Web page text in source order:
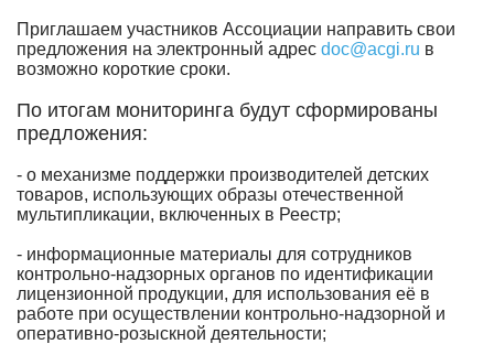
Приглашаем участников Ассоциации направить свои
предложения на электронный адрес doc@acgi.ru в
возможно короткие сроки.
По итогам мониторинга будут сформированы
предложения:
- о механизме поддержки производителей детских
товаров, использующих образы отечественной
мультипликации, включенных в Реестр;
- информационные материалы для сотрудников
контрольно-надзорных органов по идентификации
лицензионной продукции, для использования её в
работе при осуществлении контрольно-надзорной и
оперативно-розыскной деятельности;